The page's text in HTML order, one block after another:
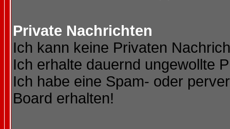
Private Nachrichten
Ich kann keine Privaten
Ich erhalte dauernd ungewollte
Ich habe eine Spam- oder
Board erhalten!